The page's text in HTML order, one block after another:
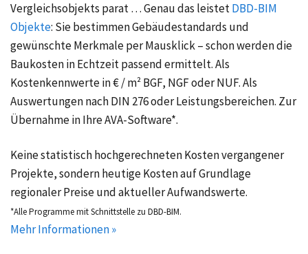
Vergleichsobjekts parat … Genau das leistetDBD-BIM
Objekte: Sie bestimmen Gebäudestandards und
gewünschte Merkmale per Mausklick – schon werden die
Baukosten in Echtzeit passend ermittelt. Als
Kostenkennwerte in € / m² BGF, NGF oder NUF. Als
Auswertungen nach DIN 276 oder Leistungsbereichen. Zur
Übernahme in Ihre AVA-Software*.
Keine statistisch hochgerechneten Kosten vergangener
Projekte, sondern heutige Kosten auf Grundlage
regionaler Preise und aktueller Aufwandswerte.
*Alle Programme mit Schnittstelle zu DBD-BIM.
Mehr Informationen »